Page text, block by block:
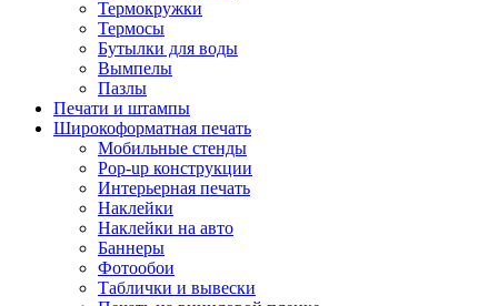
Термокружки
Термосы
Бутылки для воды
Вымпелы
Пазлы
Печати и штампы
Широкоформатная печать
Мобильные стенды
Pop-up конструкции
Интерьерная печать
Наклейки
Наклейки на авто
Баннеры
Фотообои
Таблички и вывески